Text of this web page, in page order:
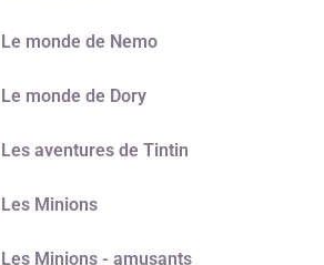
Le monde de Nemo
Le monde de Dory
Les aventures de Tintin
Les Minions
Les Minions - amusants